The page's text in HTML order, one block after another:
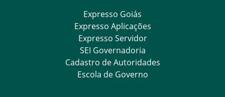
Expresso Goiás
Expresso Aplicações
Expresso Servidor
SEI Governadoria
Cadastro de Autoridades
Escola de Governo